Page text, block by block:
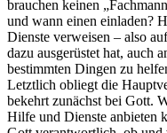
brauchen keinen
und wann einen einladen?
Dienste verweisen – also
dazu ausgerüstet hat, auch
bestimmten Dingen zu
Letztlich obliegt die
bekehrt zunächst bei Gott.
Hilfe und Dienste anbieten